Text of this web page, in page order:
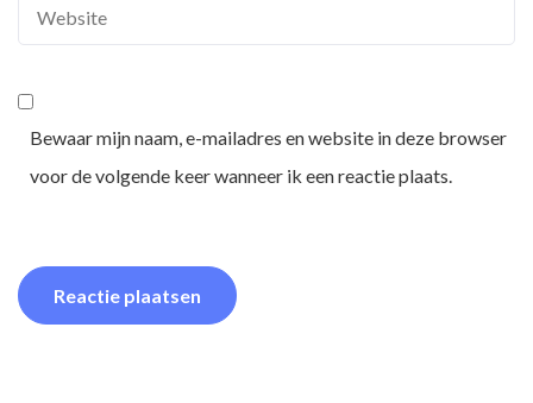
Bewaar mijn naam, e-mailadres en website in deze browser
voor de volgende keer wanneer ik een reactie plaats.